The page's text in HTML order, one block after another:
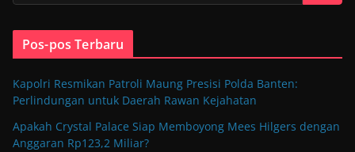
Pos-pos Terbaru
Kapolri Resmikan Patroli Maung Presisi Polda Banten:
Perlindungan untuk Daerah Rawan Kejahatan
Apakah Crystal Palace Siap Memboyong Mees Hilgers dengan
Anggaran Rp123,2 Miliar?